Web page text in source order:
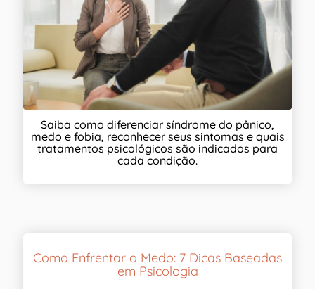
Saiba como diferenciar síndrome do pânico,
medo e fobia, reconhecer seus sintomas e quais
tratamentos psicológicos são indicados para
cada condição.
Como Enfrentar o Medo: 7 Dicas Baseadas
em Psicologia